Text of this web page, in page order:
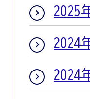
2025
2024
2024